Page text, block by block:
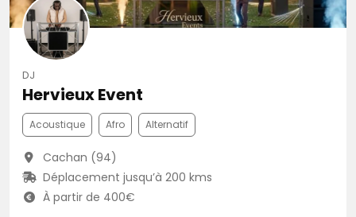
DJ
Hervieux Event
Acoustique Afro Alternatif
Cachan (94)
Déplacement jusqu’à 200 kms
À partir de 400€